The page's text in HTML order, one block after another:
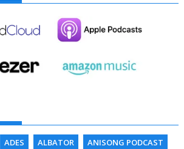
ADES ALBATOR
ANISONG PODCAST